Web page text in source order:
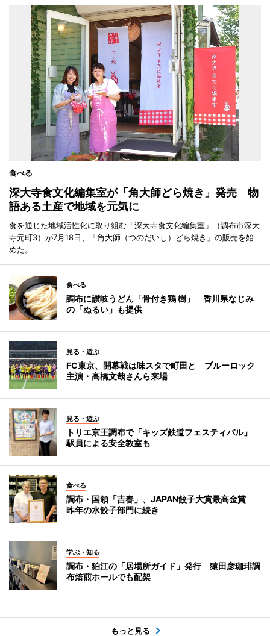
食べる
深大寺食文化編集室が「角大師どら焼き」発売 物
語ある土産で地域を元気に
食を通じた地域活性化に取り組む「深大寺食文化編集室」（調布市深大
寺元町3）が7月18日、「角大師（つのだいし）どら焼き」の販売を始
めた。
食べる
調布に讃岐うどん「骨付き鶏 樹」 香川県なじみ
の「ぬるい」も提供
見る・遊ぶ
FC東京、開幕戦は味スタで町田と ブルーロック
主演・高橋文哉さんら来場
見る・遊ぶ
トリエ京王調布で「キッズ鉄道フェスティバル」
駅員による安全教室も
食べる
調布・国領「吉春」、JAPAN餃子大賞最高金賞
昨年の水餃子部門に続き
学ぶ・知る
調布・狛江の「居場所ガイド」発行 猿田彦珈琲調
布焙煎ホールでも配架
もっと見る